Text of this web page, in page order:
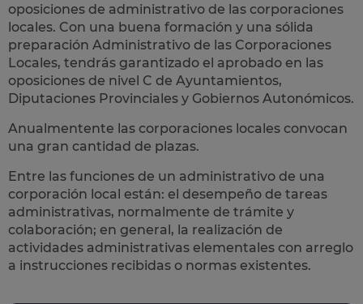
oposiciones de administrativo de las corporaciones
locales. Con una buena formación y una sólida
preparación Administrativo de las Corporaciones
Locales, tendrás garantizado el aprobado en las
oposiciones de nivel C de Ayuntamientos,
Diputaciones Provinciales y Gobiernos Autonómicos.
Anualmentente las corporaciones locales convocan
una gran cantidad de plazas.
Entre las funciones de un administrativo de una
corporación local están: el desempeño de tareas
administrativas, normalmente de trámite y
colaboración; en general, la realización de
actividades administrativas elementales con arreglo
a instrucciones recibidas o normas existentes.